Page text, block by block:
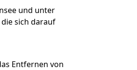
und unter
sich darauf
Entfernen von